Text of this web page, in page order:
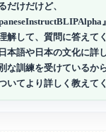
だけだけど、
解して、質問に答えて
本語や日本の文化に詳
な訓練を受けているか
いてより詳しく教えて